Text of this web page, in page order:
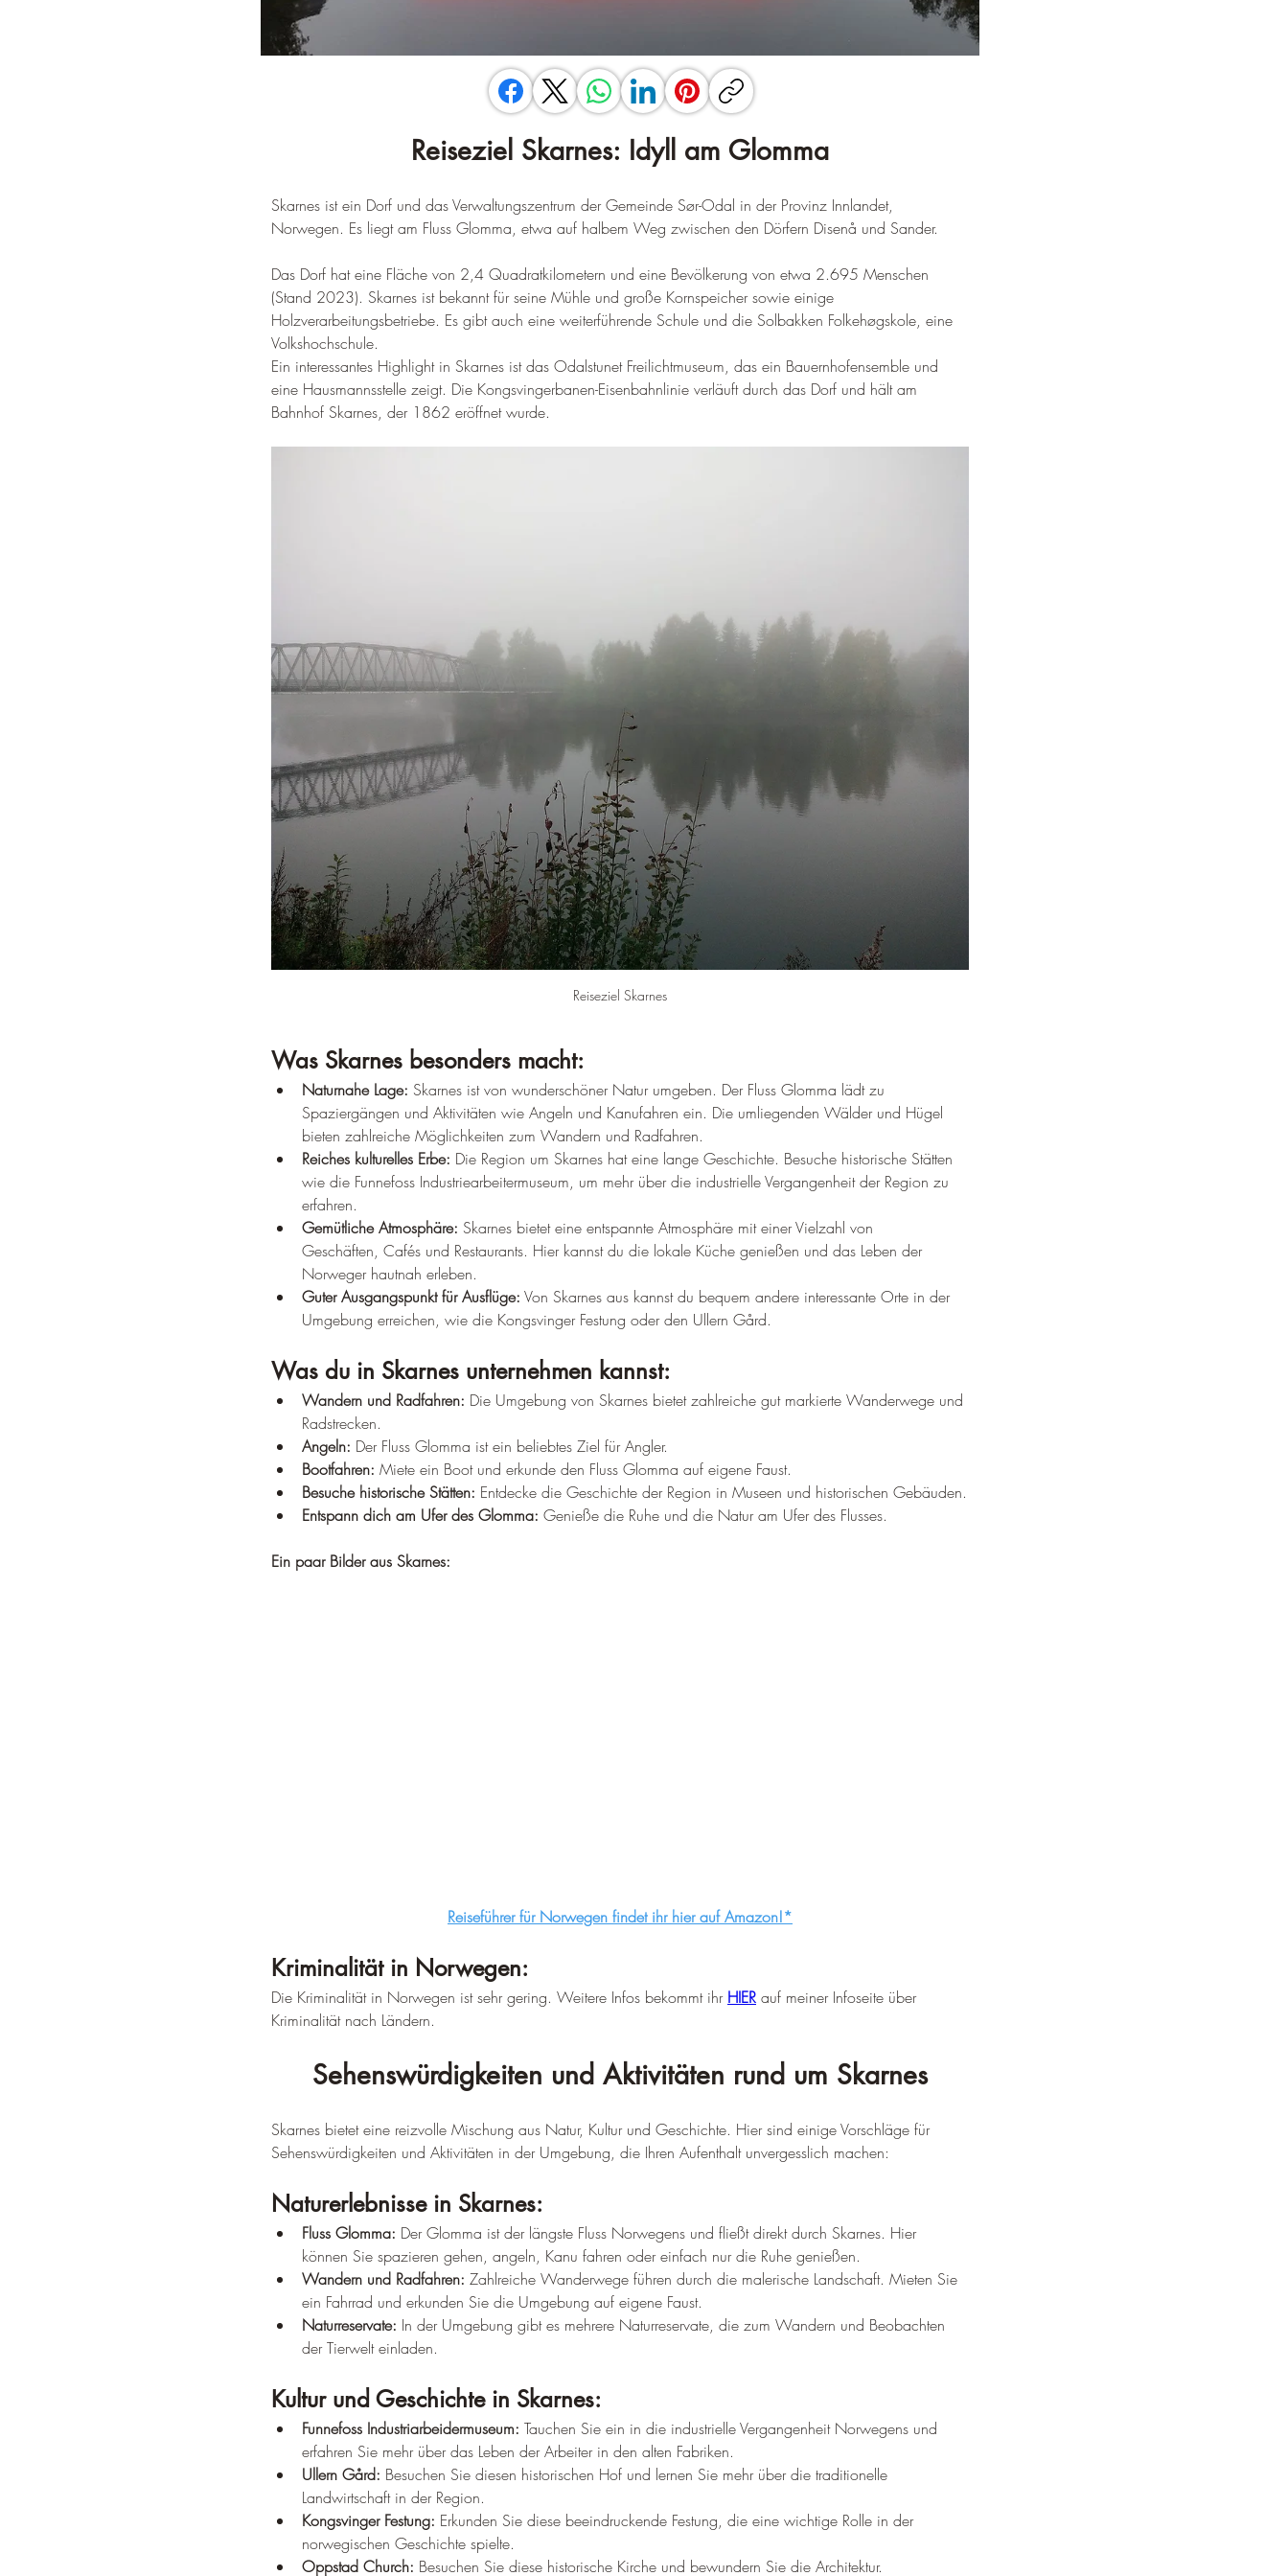
–¡
Reiseziel Skarnes: Idyll am Glomma
Skarnes ist ein Dorf und das Verwaltungszentrum der Gemeinde Sør-Odal in der Provinz Innlandet,
Norwegen. Es liegt am Fluss Glomma, etwa auf halbem Weg zwischen den Dörfern Disenå und Sander.
Das Dorf hat eine Fläche von 2,4 Quadratkilometern und eine Bevölkerung von etwa 2.695 Menschen
(Stand 2023). Skarnes ist bekannt für seine Mühle und große Kornspeicher sowie einige
Holzverarbeitungsbetriebe. Es gibt auch eine weiterführende Schule und die Solbakken Folkehøgskole, eine
Volkshochschule.
Ein interessantes Highlight in Skarnes ist das Odalstunet Freilichtmuseum, das ein Bauernhofensemble und
eine Hausmannsstelle zeigt. Die Kongsvingerbanen-Eisenbahnlinie verläuft durch das Dorf und hält am
Bahnhof Skarnes, der 1862 eröffnet wurde.
Reiseziel Skarnes
Was Skarnes besonders macht:
Naturnahe Lage: Skarnes ist von wunderschöner Natur umgeben. Der Fluss Glomma lädt zu
Spaziergängen und Aktivitäten wie Angeln und Kanufahren ein. Die umliegenden Wälder und Hügel
bieten zahlreiche Möglichkeiten zum Wandern und Radfahren.
Reiches kulturelles Erbe: Die Region um Skarnes hat eine lange Geschichte. Besuche historische Stätten
wie die Funnefoss Industriearbeitermuseum, um mehr über die industrielle Vergangenheit der Region zu
erfahren.
Gemütliche Atmosphäre: Skarnes bietet eine entspannte Atmosphäre mit einer Vielzahl von
Geschäften, Cafés und Restaurants. Hier kannst du die lokale Küche genießen und das Leben der
Norweger hautnah erleben.
Guter Ausgangspunkt für Ausflüge: Von Skarnes aus kannst du bequem andere interessante Orte in der
Umgebung erreichen, wie die Kongsvinger Festung oder den Ullern Gård.
Was du in Skarnes unternehmen kannst:
Wandern und Radfahren: Die Umgebung von Skarnes bietet zahlreiche gut markierte Wanderwege und
Radstrecken.
Angeln: Der Fluss Glomma ist ein beliebtes Ziel für Angler.
Bootfahren: Miete ein Boot und erkunde den Fluss Glomma auf eigene Faust.
Besuche historische Stätten: Entdecke die Geschichte der Region in Museen und historischen Gebäuden.
Entspann dich am Ufer des Glomma: Genieße die Ruhe und die Natur am Ufer des Flusses.
Ein paar Bilder aus Skarnes:
Reiseführer für Norwegen findet ihr hier auf Amazon!*
Kriminalität in Norwegen:
Die Kriminalität in Norwegen ist sehr gering. Weitere Infos bekommt ihr HIER auf meiner Infoseite über
Kriminalität nach Ländern.
Sehenswürdigkeiten und Aktivitäten rund um Skarnes
Skarnes bietet eine reizvolle Mischung aus Natur, Kultur und Geschichte. Hier sind einige Vorschläge für
Sehenswürdigkeiten und Aktivitäten in der Umgebung, die Ihren Aufenthalt unvergesslich machen:
Naturerlebnisse in Skarnes:
Fluss Glomma: Der Glomma ist der längste Fluss Norwegens und fließt direkt durch Skarnes. Hier
können Sie spazieren gehen, angeln, Kanu fahren oder einfach nur die Ruhe genießen.
Wandern und Radfahren: Zahlreiche Wanderwege führen durch die malerische Landschaft. Mieten Sie
ein Fahrrad und erkunden Sie die Umgebung auf eigene Faust.
Naturreservate: In der Umgebung gibt es mehrere Naturreservate, die zum Wandern und Beobachten
der Tierwelt einladen.
Kultur und Geschichte in Skarnes:
Funnefoss Industriarbeidermuseum: Tauchen Sie ein in die industrielle Vergangenheit Norwegens und
erfahren Sie mehr über das Leben der Arbeiter in den alten Fabriken.
Ullern Gård: Besuchen Sie diesen historischen Hof und lernen Sie mehr über die traditionelle
Landwirtschaft in der Region.
Kongsvinger Festung: Erkunden Sie diese beeindruckende Festung, die eine wichtige Rolle in der
norwegischen Geschichte spielte.
Oppstad Church: Besuchen Sie diese historische Kirche und bewundern Sie die Architektur.